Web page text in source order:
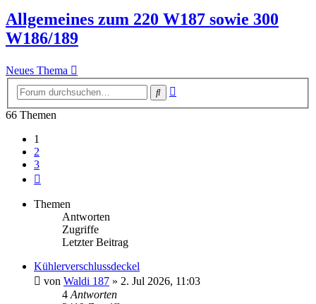
Allgemeines zum 220 W187 sowie 300
W186/189
Neues Thema
Suche
66 Themen
1
2
3
Themen
Antworten
Zugriffe
Letzter Beitrag
Kühlerverschlussdeckel
von Waldi 187 » 2. Jul 2026, 11:03
4 Antworten